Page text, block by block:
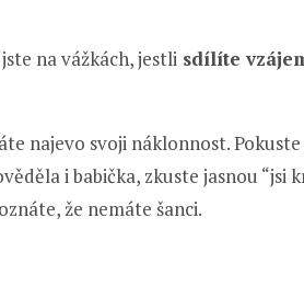
na vážkách, jestli sdílíte
najevo svoji náklonnost. Pokuste
i babička, zkuste jasnou “jsi
že nemáte šanci.